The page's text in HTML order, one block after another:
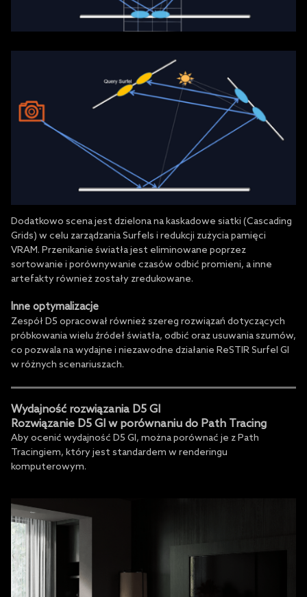
Dodatkowo scena jest dzielona na kaskadowe siatki (Cascading
Grids) w celu zarządzania Surfels i redukcji zużycia pamięci
VRAM. Przenikanie światła jest eliminowane poprzez
sortowanie i porównywanie czasów odbić promieni, a inne
artefakty również zostały zredukowane.
Inne optymalizacje
Zespół D5 opracował również szereg rozwiązań dotyczących
próbkowania wielu źródeł światła, odbić oraz usuwania szumów,
co pozwala na wydajne i niezawodne działanie ReSTIR Surfel GI
w różnych scenariuszach.
Wydajność rozwiązania D5 GI
Rozwiązanie D5 GI w porównaniu do Path Tracing
Aby ocenić wydajność D5 GI, można porównać je z Path
Tracingiem, który jest standardem w renderingu
komputerowym.